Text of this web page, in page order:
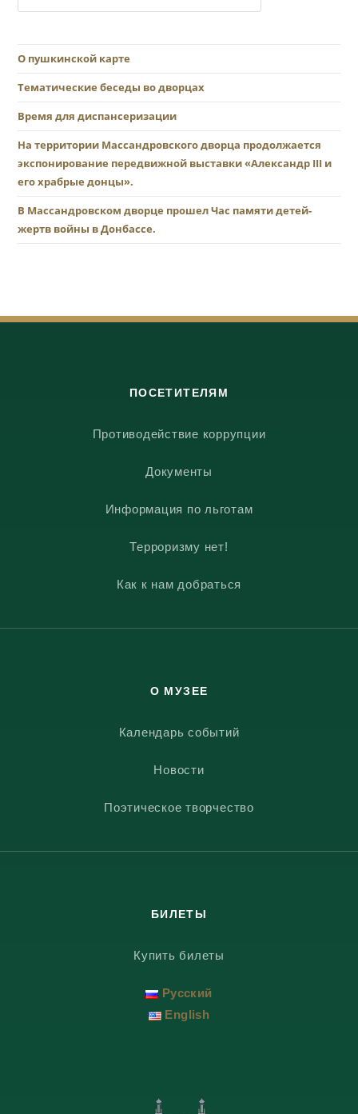
О пушкинской карте
Тематические беседы во дворцах
Время для диспансеризации
На территории Массандровского дворца продолжается
экспонирование передвижной выставки «Александр III и
его храбрые донцы».
В Массандровском дворце прошел Час памяти детей-
жертв войны в Донбассе.
ПОСЕТИТЕЛЯМ
Противодействие коррупции
Документы
Информация по льготам
Терроризму нет!
Как к нам добраться
О МУЗЕЕ
Календарь событий
Новости
Поэтическое творчество
БИЛЕТЫ
Купить билеты
Русский
English